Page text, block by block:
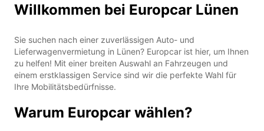
Willkommen bei Europcar Lünen
Sie suchen nach einer zuverlässigen Auto- und
Lieferwagenvermietung in Lünen? Europcar ist hier, um Ihnen
zu helfen! Mit einer breiten Auswahl an Fahrzeugen und
einem erstklassigen Service sind wir die perfekte Wahl für
Ihre Mobilitätsbedürfnisse.
Warum Europcar wählen?